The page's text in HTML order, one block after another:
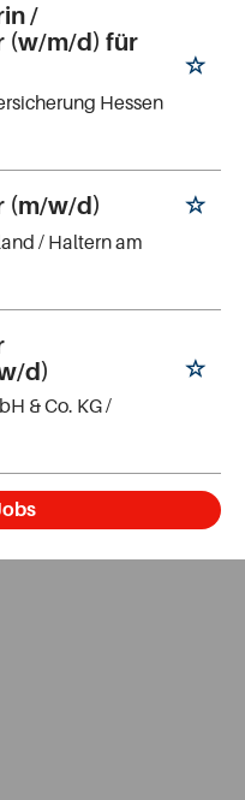
/
(w/m/d) für
Hessen
(m/w/d)
/ Haltern am
d)
& Co. KG/